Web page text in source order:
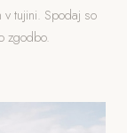
v tujini. Spodaj so
zgodbo.